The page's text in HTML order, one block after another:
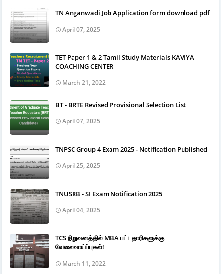
TN Anganwadi Job Application form download pdf
April 07, 2025
TET Paper 1 & 2 Tamil Study Materials KAVIYA
COACHING CENTER
March 21, 2022
BT - BRTE Revised Provisional Selection List
April 07, 2025
TNPSC Group 4 Exam 2025 - Notification Published
April 25, 2025
TNUSRB - SI Exam Notification 2025
April 04, 2025
TCS நிறுவனத்தில் MBA பட்டதாரிகளுக்கு
வேலைவாய்ப்புகள்!
March 11, 2022